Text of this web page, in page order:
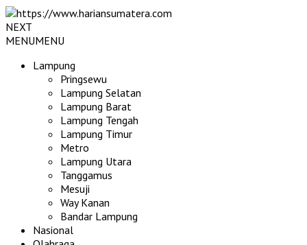
NEXT
MENUMENU
Lampung
Pringsewu
Lampung Selatan
Lampung Barat
Lampung Tengah
Lampung Timur
Metro
Lampung Utara
Tanggamus
Mesuji
Way Kanan
Bandar Lampung
Nasional